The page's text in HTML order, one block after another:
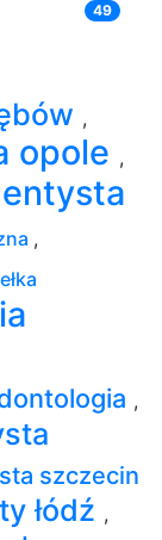
49
,
opole ,
,
,
szczecin
łódź ,